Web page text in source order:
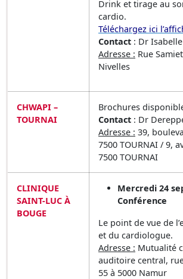
Drink et tirage au
cardio.
Téléchargez ici
Contact : Dr
Adresse : Rue
Nivelles
CHWAPI –
TOURNAI
Brochures
Contact : Dr
Adresse : 39,
7500 TOURNAI / 9,
7500 TOURNAI
CLINIQUE
SAINT-LUC À
BOUGE
Mercredi 24
Conférence
Le point de vue de
et du cardiologue.
Adresse : Mutualité
auditoire central,
55 à 5000 Namur